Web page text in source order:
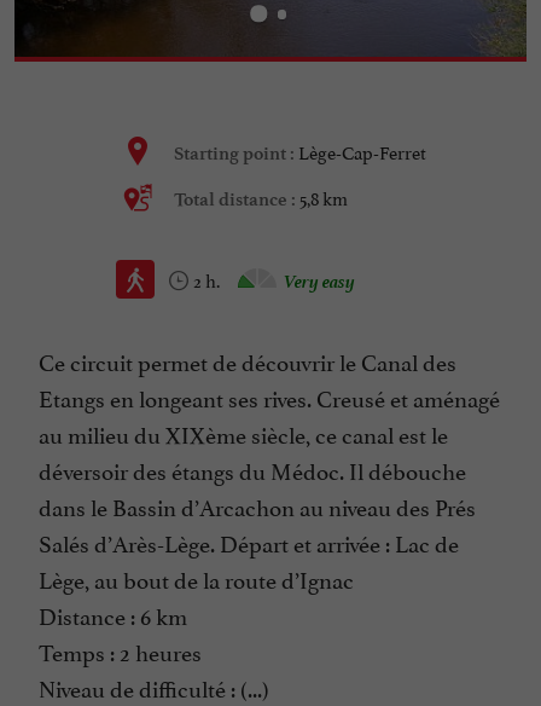
Starting point : Lège-Cap-Ferret
Total distance : 5,8 km
2 h. Very easy
Ce circuit permet de découvrir le Canal des
Etangs en longeant ses rives. Creusé et aménagé
au milieu du XIXème siècle, ce canal est le
déversoir des étangs du Médoc. Il débouche
dans le Bassin d’Arcachon au niveau des Prés
Salés d’Arès-Lège. Départ et arrivée : Lac de
Lège, au bout de la route d’Ignac
Distance : 6 km
Temps : 2 heures
Niveau de difficulté : (...)